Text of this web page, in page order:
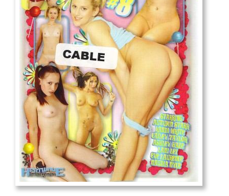
And Confused #8 - ...